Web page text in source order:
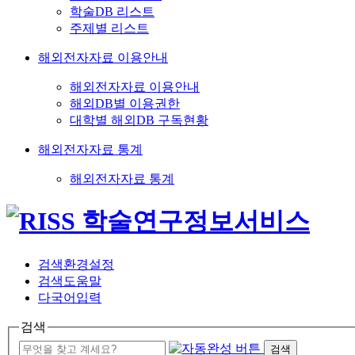
학술DB 리스트
주제별 리스트
해외전자자료 이용안내
해외전자자료 이용안내
해외DB별 이용권한
대학별 해외DB 구독현황
해외전자자료 통계
해외전자자료 통계
검색환경설정
검색도움말
다국어입력
검색
검색